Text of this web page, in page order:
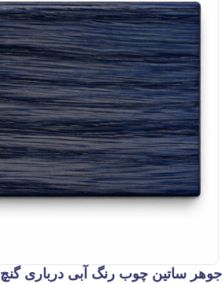
جوهر ساتین چوب رنگ آبی درباری گنچ